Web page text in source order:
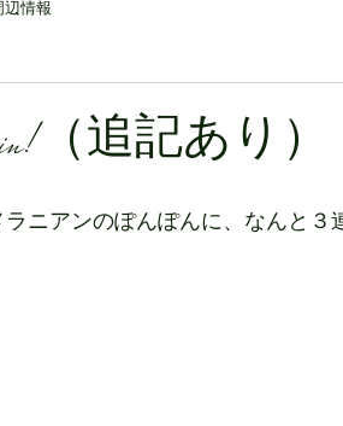
辺情報
again!（追記あり）
ニアンのぽんぽんに、なんと３